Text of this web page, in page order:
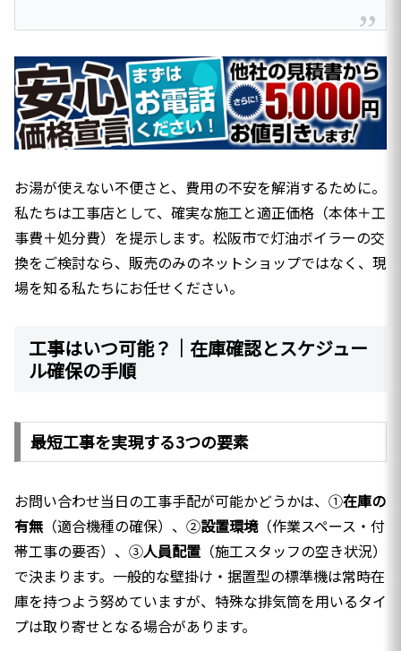
お湯が使えない不便さと、費用の不安を解消するために。
私たちは工事店として、確実な施工と適正価格（本体＋工
事費＋処分費）を提示します。松阪市で灯油ボイラーの交
換をご検討なら、販売のみのネットショップではなく、現
場を知る私たちにお任せください。
工事はいつ可能？｜在庫確認とスケジュー
ル確保の手順
最短工事を実現する3つの要素
お問い合わせ当日の工事手配が可能かどうかは、①在庫の
有無 （適合機種の確保）、②設置環境（作業スペース・付
帯工事の要否）、③人員配置 （施工スタッフの空き状況）
で決まります。一般的な壁掛け・据置型の標準機は常時在
庫を持つよう努めていますが、特殊な排気筒を用いるタイ
プは取り寄せとなる場合があります。